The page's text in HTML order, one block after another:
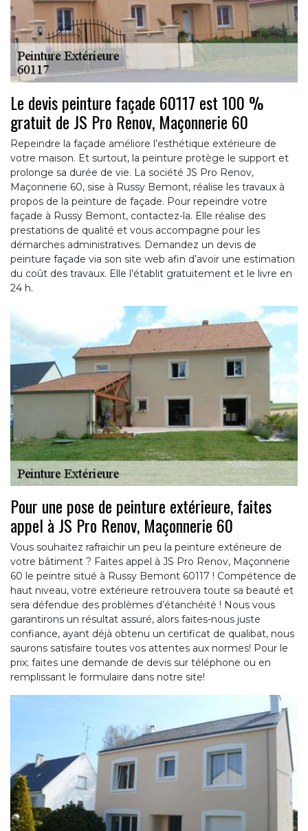
Le devis peinture façade 60117 est 100 %
gratuit de JS Pro Renov, Maçonnerie 60
Repeindre la façade améliore l’esthétique extérieure de
votre maison. Et surtout, la peinture protège le support et
prolonge sa durée de vie. La société JS Pro Renov,
Maçonnerie 60, sise à Russy Bemont, réalise les travaux à
propos de la peinture de façade. Pour repeindre votre
façade à Russy Bemont, contactez-la. Elle réalise des
prestations de qualité et vous accompagne pour les
démarches administratives. Demandez un devis de
peinture façade via son site web afin d’avoir une estimation
du coût des travaux. Elle l’établit gratuitement et le livre en
24 h.
Pour une pose de peinture extérieure, faites
appel à JS Pro Renov, Maçonnerie 60
Vous souhaitez rafraichir un peu la peinture extérieure de
votre bâtiment ? Faites appel à JS Pro Renov, Maçonnerie
60 le peintre situé à Russy Bemont 60117 ! Compétence de
haut niveau, votre extérieure retrouvera toute sa beauté et
sera défendue des problèmes d’étanchéité ! Nous vous
garantirons un résultat assuré, alors faites-nous juste
confiance, ayant déjà obtenu un certificat de qualibat, nous
saurons satisfaire toutes vos attentes aux normes! Pour le
prix; faites une demande de devis sur téléphone ou en
remplissant le formulaire dans notre site!